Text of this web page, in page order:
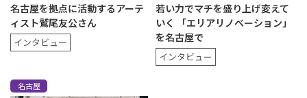
名古屋を拠点に活動するアーテ
ィスト鷲尾友公さん
インタビュー
若い力でマチを盛り上げ変えて
いく 「エリアリノベーション」
を名古屋で
インタビュー
名古屋